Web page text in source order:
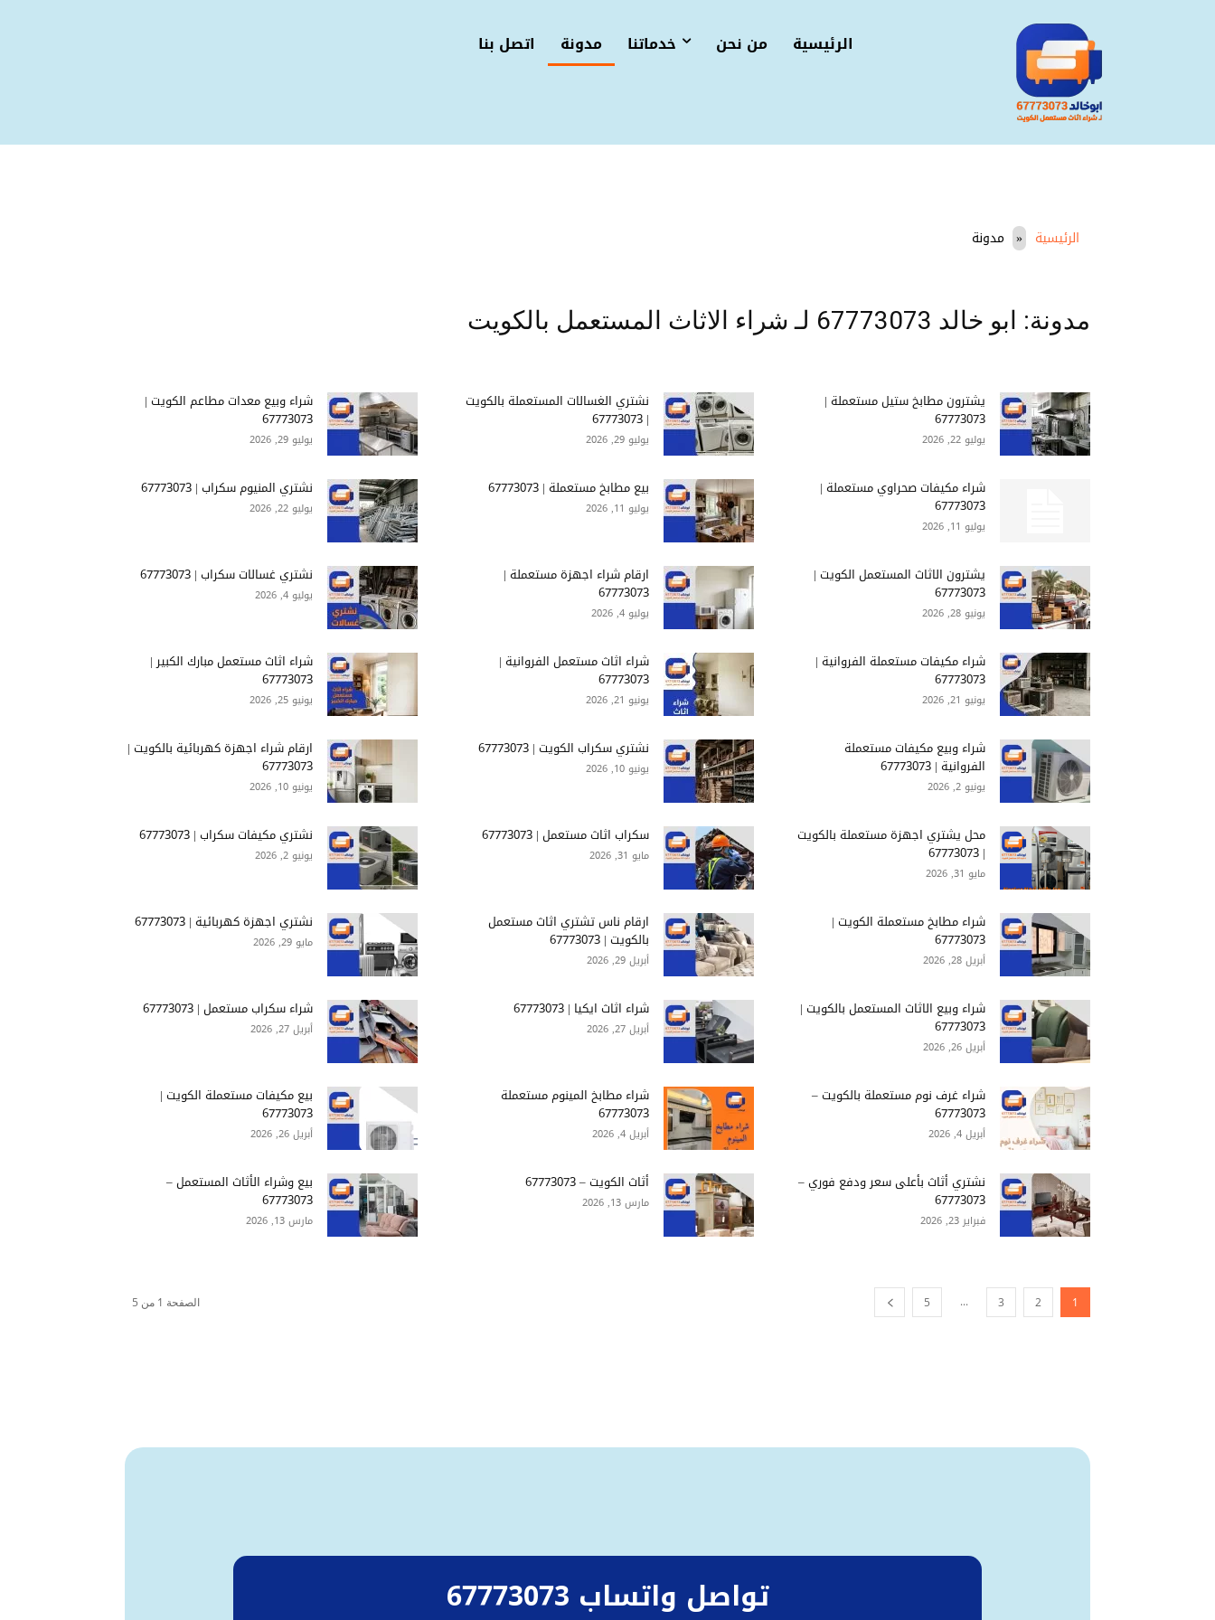
الرئيسية من نحن خدماتنا مدونة اتصل بنا
الرئيسية مدونة
مدونة: ابو خالد 67773073 لـ شراء الاثاث المستعمل بالكويت
شراء وبيع معدات مطاعم الكويت |
67773073
يوليو 29, 2026
نشتري الغسالات المستعملة بالكويت
| 67773073
يوليو 29, 2026
يشترون مطابخ ستيل مستعملة |
67773073
يوليو 22, 2026
نشتري المنيوم سكراب | 67773073
يوليو 22, 2026
بيع مطابخ مستعملة | 67773073
يوليو 11, 2026
شراء مكيفات صحراوي مستعملة |
67773073
يوليو 11, 2026
نشتري غسالات سكراب | 67773073
يوليو 4, 2026
ارقام شراء اجهزة مستعملة |
67773073
يوليو 4, 2026
يشترون الاثاث المستعمل الكويت |
67773073
يونيو 28, 2026
شراء اثاث مستعمل مبارك الكبير |
67773073
يونيو 25, 2026
شراء اثاث مستعمل الفروانية |
67773073
يونيو 21, 2026
شراء مكيفات مستعملة الفروانية |
67773073
يونيو 21, 2026
ارقام شراء اجهزة كهربائية بالكويت |
67773073
يونيو 10, 2026
نشتري سكراب الكويت | 67773073
يونيو 10, 2026
شراء وبيع مكيفات مستعملة
الفروانية | 67773073
يونيو 2, 2026
نشتري مكيفات سكراب | 67773073
يونيو 2, 2026
سكراب اثاث مستعمل | 67773073
مايو 31, 2026
محل يشتري اجهزة مستعملة بالكويت
| 67773073
مايو 31, 2026
نشتري اجهزة كهربائية | 67773073
مايو 29, 2026
ارقام ناس تشتري اثاث مستعمل
بالكويت | 67773073
أبريل 29, 2026
شراء مطابخ مستعملة الكويت |
67773073
أبريل 28, 2026
شراء سكراب مستعمل | 67773073
أبريل 27, 2026
شراء اثاث ايكيا | 67773073
أبريل 27, 2026
شراء وبيع الاثاث المستعمل بالكويت |
67773073
أبريل 26, 2026
بيع مكيفات مستعملة الكويت |
67773073
أبريل 26, 2026
شراء مطابخ المينوم مستعملة
67773073
أبريل 4, 2026
شراء غرف نوم مستعملة بالكويت –
67773073
أبريل 4, 2026
بيع وشراء الأثاث المستعمل –
67773073
مارس 13, 2026
أثاث الكويت – 67773073
مارس 13, 2026
نشتري أثاث بأعلى سعر ودفع فوري –
67773073
فبراير 23, 2026
1
2
3
...
5 الصفحة 1 من 5
تواصل واتساب 67773073